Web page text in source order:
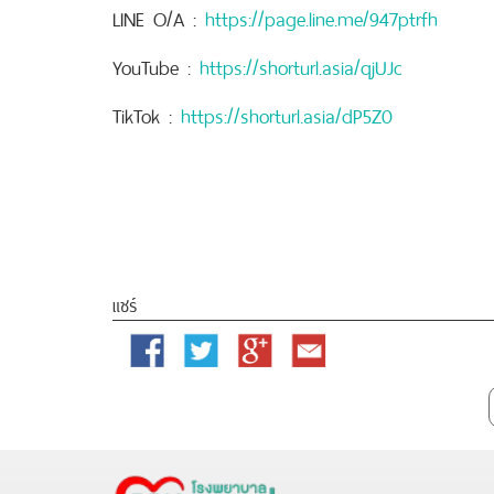
LINE O/A : https://page.line.me/947ptrfh
YouTube : https://shorturl.asia/qjUJc
TikTok : https://shorturl.asia/dP5Z0
แชร์
Facebook Twitter
Google
Email